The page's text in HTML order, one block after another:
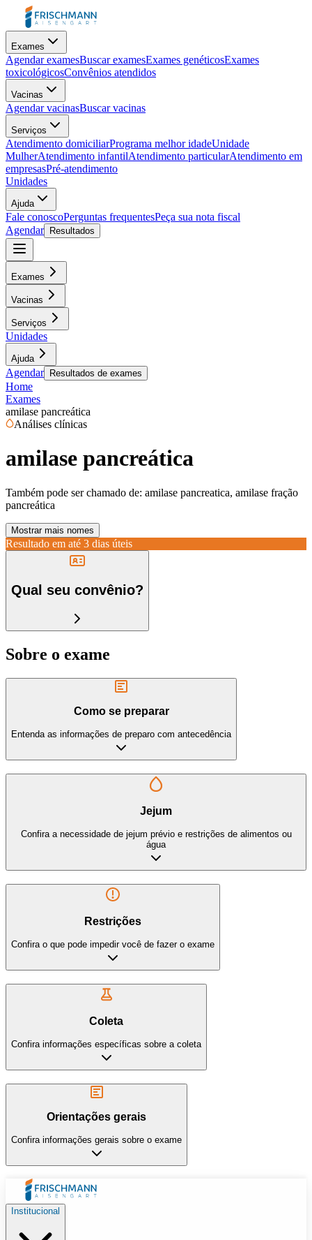
Exames
Agendar examesBuscar examesExames genéticosExames
toxicológicosConvênios atendidos
Vacinas
Agendar vacinasBuscar vacinas
Serviços
Atendimento domiciliarPrograma melhor idadeUnidade
MulherAtendimento infantilAtendimento particularAtendimento em
empresasPré-atendimento
Unidades
Ajuda
Fale conoscoPerguntas frequentesPeça sua nota fiscal
Agendar
Resultados
Exames
Vacinas
Serviços
Unidades
Ajuda
Agendar Resultados de exames
Home
Exames
amilase pancreática
Análises clínicas
amilase pancreática
Também pode ser chamado de: amilase pancreatica, amilase fração
pancreática
Mostrar mais nomes
Resultado em até 3 dias úteis
Qual seu convênio?
Sobre o exame
Como se preparar
Entenda as informações de preparo com antecedência
Jejum
Confira a necessidade de jejum prévio e restrições de alimentos ou
água
Restrições
Confira o que pode impedir você de fazer o exame
Coleta
Confira informações específicas sobre a coleta
Orientações gerais
Confira informações gerais sobre o exame
Institucional